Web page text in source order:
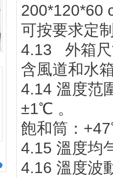
200*120*60
可按要求定
4.13 外箱尺
含風道和水
4.14 溫度范
±1℃ 。
飽和筒：+47℃
4.15 溫度均
4.16 溫度波